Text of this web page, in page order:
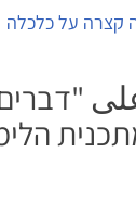
קצרה על כלכלה